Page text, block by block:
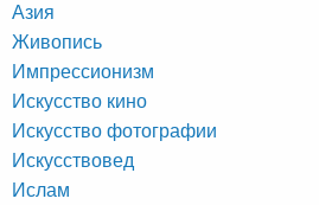
Азия
Живопись
Импрессионизм
Искусство кино
Искусство фотографии
Искусствовед
Ислам